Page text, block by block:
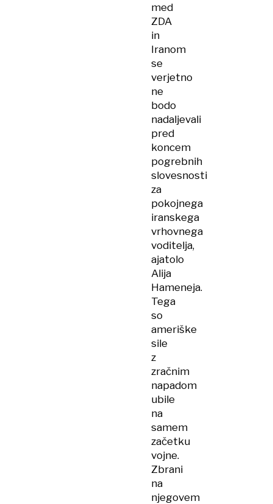
med
ZDA
in
Iranom
se
verjetno
ne
bodo
nadaljevali
pred
koncem
pogrebnih
slovesnosti
za
pokojnega
iranskega
vrhovnega
voditelja,
ajatolo
Alija
Hameneja.
Tega
so
ameriške
sile
z
zračnim
napadom
ubile
na
samem
začetku
vojne.
Zbrani
na
njegovem